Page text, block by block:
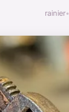
rainier•